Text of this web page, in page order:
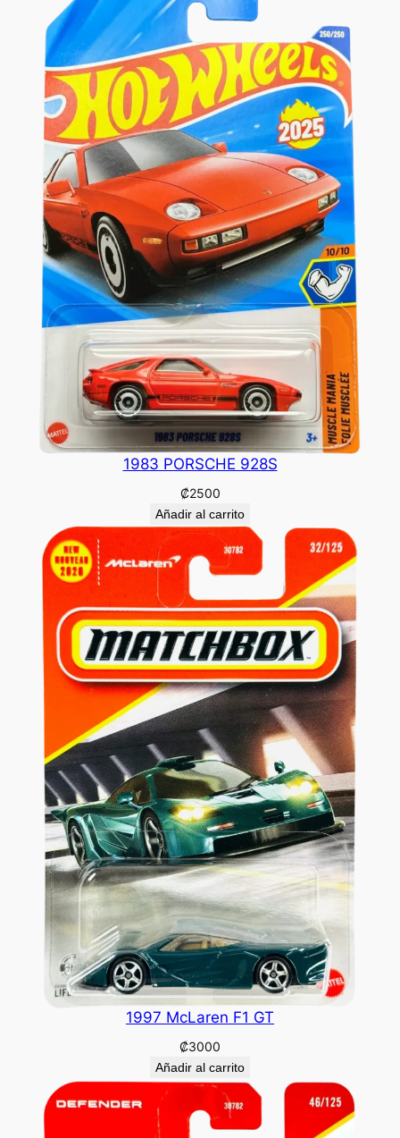
1983 PORSCHE 928S
₡2500
Añadir al carrito
1997 McLaren F1 GT
₡3000
Añadir al carrito